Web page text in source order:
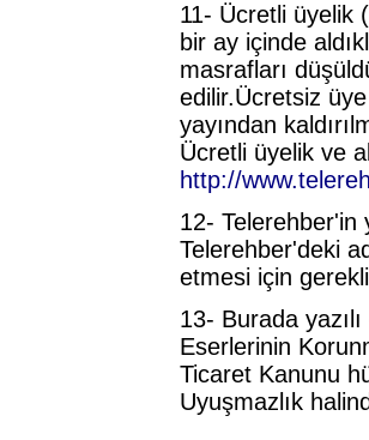
11- Ücretli üyelik
bir ay içinde
masrafları
edilir.Ücretsiz
yayından
Ücretli üyelik ve
http://
12- Telerehber'in
Telerehber'deki
etmesi için
13- Burada
Eserlerinin
Ticaret Kanunu
Uyuşmazlık